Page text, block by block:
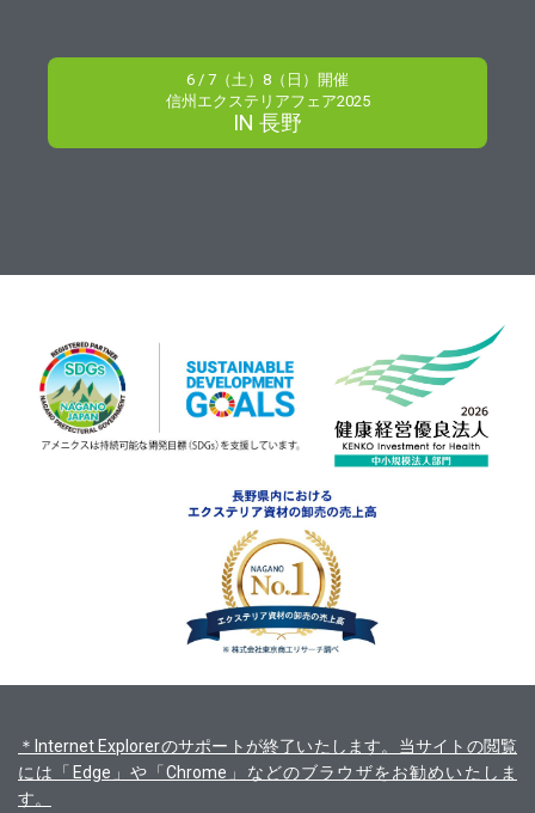
6 / 7（土）8（日）開催
信州エクステリアフェア2025
IN 長野
＊Internet Explorerのサポートが終了いたします。当サイトの閲覧
には「Edge」や「Chrome」などのブラウザをお勧めいたしま
す。